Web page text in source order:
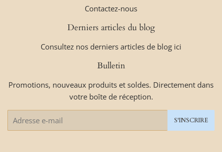
Contactez-nous
Derniers articles du blog
Consultez nos derniers articles de blog ici
Bulletin
Promotions, nouveaux produits et soldes. Directement dans
votre boîte de réception.
mails
S'INSCRIRE